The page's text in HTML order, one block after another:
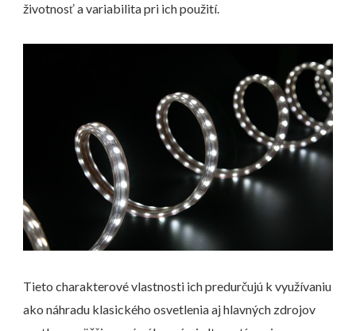
životnosť a variabilita pri ich použití.
Tieto charakterové vlastnosti ich predurčujú k využívaniu
ako náhradu klasického osvetlenia aj hlavných zdrojov